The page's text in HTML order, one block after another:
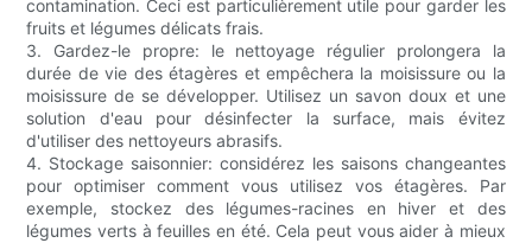
contamination. Ceci est particulièrement utile pour garder les
fruits et légumes délicats frais.
3. Gardez-le propre: le nettoyage régulier prolongera la
durée de vie des étagères et empêchera la moisissure ou la
moisissure de se développer. Utilisez un savon doux et une
solution d'eau pour désinfecter la surface, mais évitez
d'utiliser des nettoyeurs abrasifs.
4. Stockage saisonnier: considérez les saisons changeantes
pour optimiser comment vous utilisez vos étagères. Par
exemple, stockez des légumes-racines en hiver et des
légumes verts à feuilles en été. Cela peut vous aider à mieux